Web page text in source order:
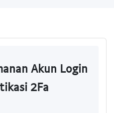
Akun Login
2Fa